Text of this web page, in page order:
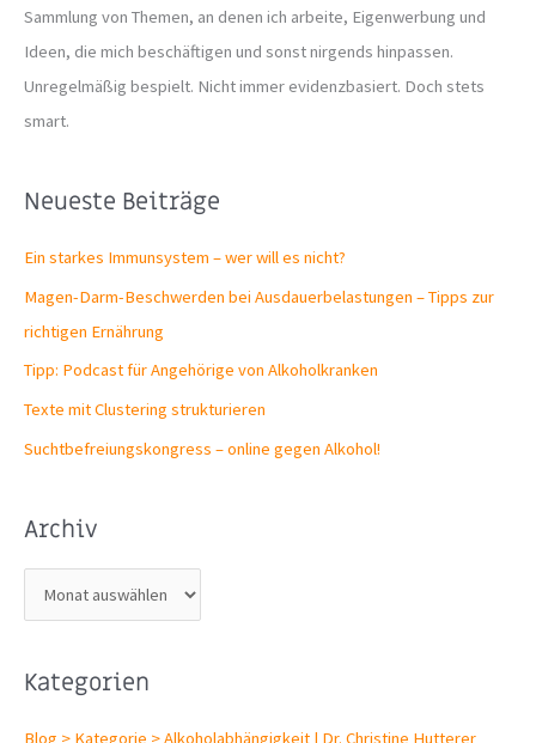
Sammlung von Themen, an denen ich arbeite, Eigenwerbung und
Ideen, die mich beschäftigen und sonst nirgends hinpassen.
Unregelmäßig bespielt. Nicht immer evidenzbasiert. Doch stets
smart.
Neueste Beiträge
Ein starkes Immunsystem – wer will es nicht?
Magen-Darm-Beschwerden bei Ausdauerbelastungen – Tipps zur
richtigen Ernährung
Tipp: Podcast für Angehörige von Alkoholkranken
Texte mit Clustering strukturieren
Suchtbefreiungs­kongress – online gegen Alkohol!
Archiv
r
h
Kategorien